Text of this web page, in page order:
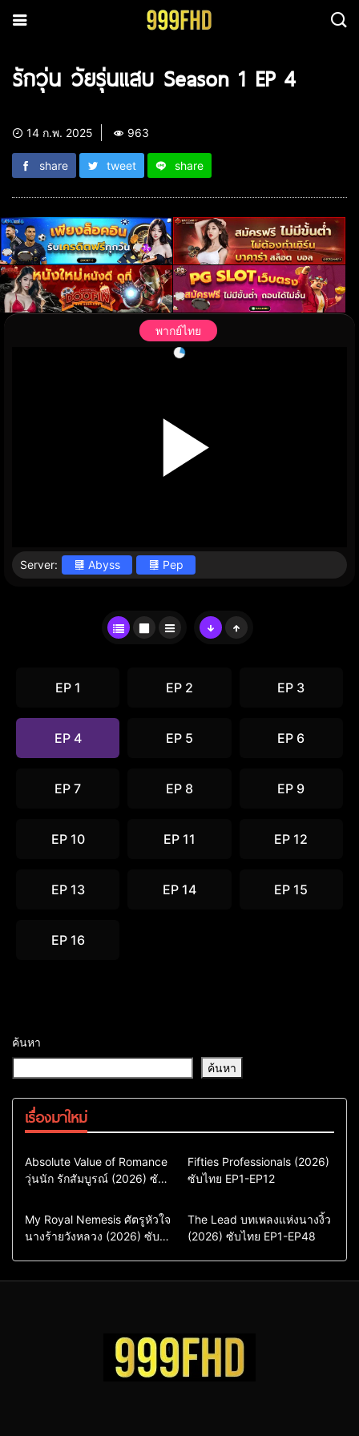
รักวุ่น วัยรุ่นแสบ Season 1 EP 4
14 ก.พ. 2025 963
share tweet share
พากย์ไทย
Server: Abyss Pep
EP 1 EP 2 EP 3
EP 4 EP 5 EP 6
EP 7 EP 8 EP 9
EP 10 EP 11 EP 12
EP 13 EP 14 EP 15
EP 16
ค้นหา
ค้นหา
เรื่องมาใหม่
Comedy
Drama
ซีรี่ย์เกาหลี
ซีรี่ย์เกาหลีพากย์ไทย
Absolute Value of Romance
วุ่นนัก รักสัมบูรณ์ (2026) ซับ
Action & Adventure
Comedy
Drama
ซีรี่ย์เกาหลีซับไทย
Fifties Professionals (2026)
ซับไทย EP1-EP12
Comedy
Drama
Sci-Fi & Fantasy
My Royal Nemesis ศัตรูหัวใจ
นางร้ายวังหลวง (2026) ซับ
Drama
ซีรี่ย์จีน
ซีรี่ย์จีนซับไทย
The Lead บทเพลงแห่งนางงิ้ว
(2026) ซับไทย EP1-EP48